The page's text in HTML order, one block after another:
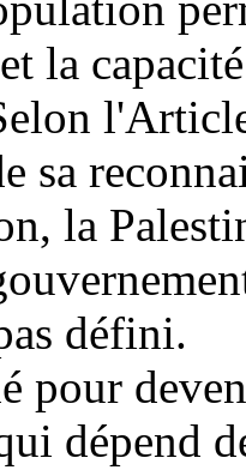
la
sa
la
défini.
pour
dépend